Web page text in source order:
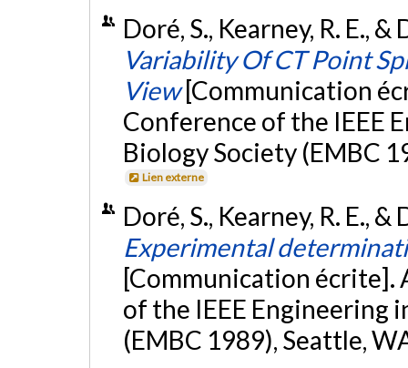
Doré, S., Kearney, R. E.,
Variability Of CT Point
View [Communication
Conference of the IEEE
Biology Society (EMBC
Lien externe
Doré, S., Kearney, R. E.,
Experimental
[Communication
of the IEEE Engineering
(EMBC 1989), Seattle,